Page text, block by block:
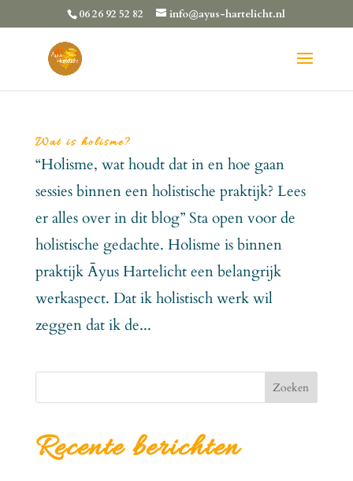
06 26 92 52 82 info@ayus-hartelicht.nl
Wat is holisme?
“Holisme, wat houdt dat in en hoe gaan
sessies binnen een holistische praktijk? Lees
er alles over in dit blog” Sta open voor de
holistische gedachte. Holisme is binnen
praktijk Āyus Hartelicht een belangrijk
werkaspect. Dat ik holistisch werk wil
zeggen dat ik de...
Zoeken
Recente berichten